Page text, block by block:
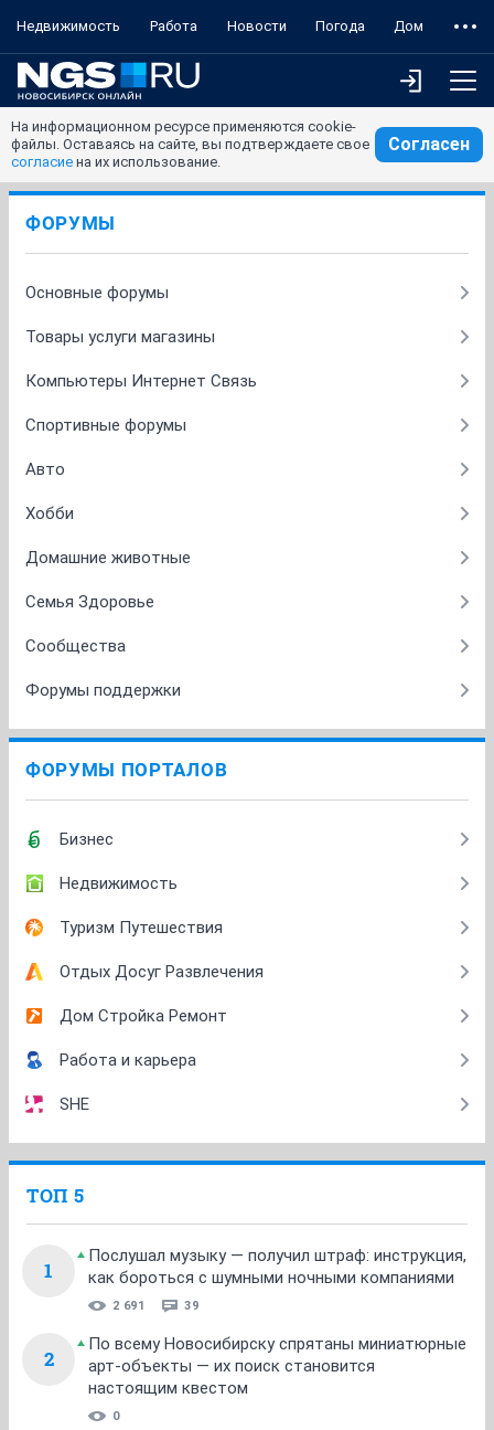
Недвижимость Работа Новости Погода Дом
На информационном ресурсе применяются cookie-
файлы. Оставаясь на сайте, вы подтверждаете свое
согласие на их использование.
Согласен
ФОРУМЫ
Основные форумы
Товары услуги магазины
Компьютеры Интернет Связь
Спортивные форумы
Авто
Хобби
Домашние животные
Семья Здоровье
Сообщества
Форумы поддержки
ФОРУМЫ ПОРТАЛОВ
Бизнес
Недвижимость
Туризм Путешествия
Отдых Досуг Развлечения
Дом Стройка Ремонт
Работа и карьера
SHE
ТОП 5
1
Послушал музыку — получил штраф: инструкция,
как бороться с шумными ночными компаниями
2 691 39
2
По всему Новосибирску спрятаны миниатюрные
арт-объекты — их поиск становится
настоящим квестом
0